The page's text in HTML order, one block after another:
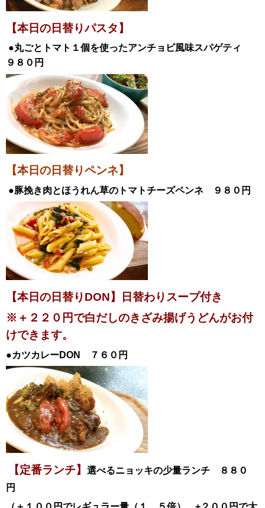
【本日の日替りパスタ】
●丸ごとトマト１個を使ったアンチョビ風味スパゲティ
９８０円
【本日の日替りペンネ】
●豚挽き肉とほうれん草のトマトチーズペンネ ９８０ 円
【本日の日替りDON】日替わりスープ付き
※＋２２０円で白だしのきざみ揚げうどんがお付
けできます。
●カツカレーDON ７６０円
【定番ランチ】
選べるニョッキの少量ランチ ８８０
円